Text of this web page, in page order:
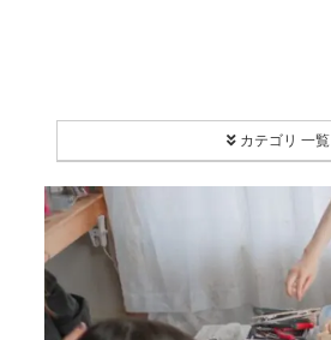
カテゴリ 一覧
PROJECT